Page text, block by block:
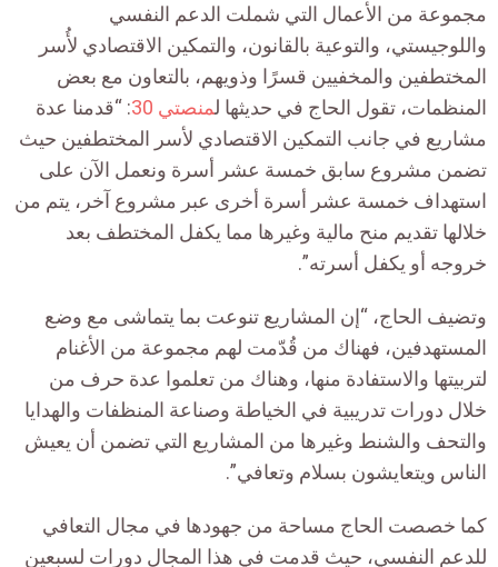
مجموعة من الأعمال التي شملت الدعم النفسي
واللوجيستي، والتوعية بالقانون، والتمكين الاقتصادي لأُسر
المختطفين والمخفيين قسرًا وذويهم، بالتعاون مع بعض
المنظمات، تقول الحاج في حديثها لمنصتي 30
: “قدمنا عدة
مشاريع في جانب التمكين الاقتصادي لأسر المختطفين حيث
تضمن مشروع سابق خمسة عشر أسرة ونعمل الآن على
استهداف خمسة عشر أسرة أخرى عبر مشروع آخر، يتم من
خلالها تقديم منح مالية وغيرها مما يكفل المختطف بعد
خروجه أو يكفل أسرته”.
وتضيف الحاج، “إن المشاريع تنوعت بما يتماشى مع وضع
المستهدفين، فهناك من قُدّمت لهم مجموعة من الأغنام
لتربيتها والاستفادة منها، وهناك من تعلموا عدة حرف من
خلال دورات تدريبية في الخياطة وصناعة المنظفات والهدايا
والتحف والشنط وغيرها من المشاريع التي تضمن أن يعيش
الناس ويتعايشون بسلام وتعافي”.
كما خصصت الحاج مساحة من جهودها في مجال التعافي
للدعم النفسي، حيث قدمت في هذا المجال دورات لسبعين